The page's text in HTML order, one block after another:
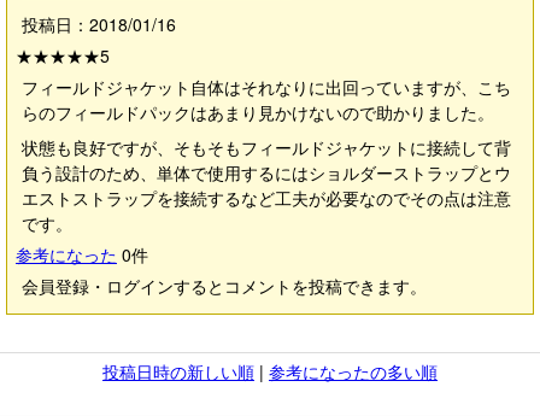
投稿日：2018/01/16
★★★★★5
フィールドジャケット自体はそれなりに出回っていますが、こち
らのフィールドパックはあまり見かけないので助かりました。
状態も良好ですが、そもそもフィールドジャケットに接続して背
負う設計のため、単体で使用するにはショルダーストラップとウ
エストストラップを接続するなど工夫が必要なのでその点は注意
です。
参考になった 0件
会員登録・ログインするとコメントを投稿できます。
投稿日時の新しい順 | 参考になったの多い順